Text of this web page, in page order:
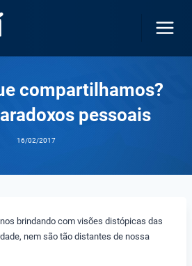
compartilhamos?
pessoais
16/02/2017
brindando com visões distópicas das
nem são tão distantes de nossa